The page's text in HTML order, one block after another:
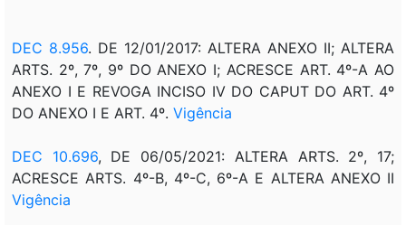
DEC 8.956. DE 12/01/2017: ALTERA ANEXO II; ALTERA
ARTS. 2º, 7º, 9º DO ANEXO I; ACRESCE ART. 4º-A AO
ANEXO I E REVOGA INCISO IV DO CAPUT DO ART. 4º
DO ANEXO I E ART. 4º. Vigência
DEC 10.696, DE 06/05/2021: ALTERA ARTS. 2º, 17;
ACRESCE ARTS. 4º-B, 4º-C, 6º-A E ALTERA ANEXO II
Vigência